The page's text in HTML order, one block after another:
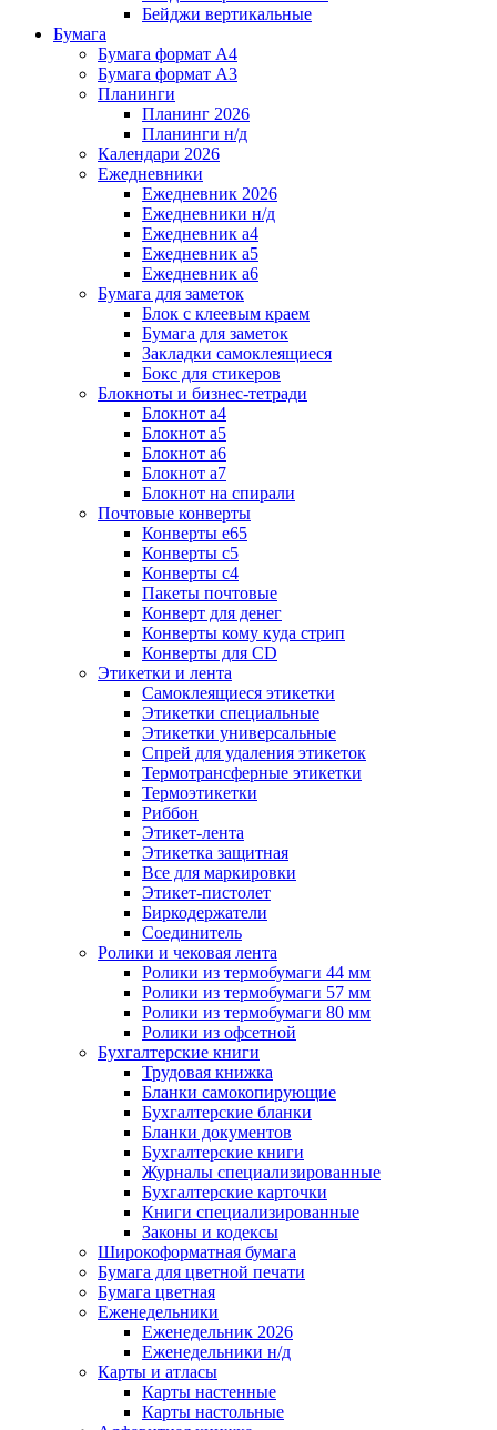
Бейджи вертикальные
Бумага
Бумага формат А4
Бумага формат А3
Планинги
Планинг 2026
Планинги н/д
Календари 2026
Ежедневники
Ежедневник 2026
Ежедневники н/д
Ежедневник а4
Ежедневник а5
Ежедневник а6
Бумага для заметок
Блок с клеевым краем
Бумага для заметок
Закладки самоклеящиеся
Бокс для стикеров
Блокноты и бизнес-тетради
Блокнот а4
Блокнот а5
Блокнот а6
Блокнот а7
Блокнот на спирали
Почтовые конверты
Конверты е65
Конверты с5
Конверты с4
Пакеты почтовые
Конверт для денег
Конверты кому куда стрип
Конверты для CD
Этикетки и лента
Самоклеящиеся этикетки
Этикетки специальные
Этикетки универсальные
Спрей для удаления этикеток
Термотрансферные этикетки
Термоэтикетки
Риббон
Этикет-лента
Этикетка защитная
Все для маркировки
Этикет-пистолет
Биркодержатели
Соединитель
Ролики и чековая лента
Ролики из термобумаги 44 мм
Ролики из термобумаги 57 мм
Ролики из термобумаги 80 мм
Ролики из офсетной
Бухгалтерские книги
Трудовая книжка
Бланки самокопирующие
Бухгалтерские бланки
Бланки документов
Бухгалтерские книги
Журналы специализированные
Бухгалтерские карточки
Книги специализированные
Законы и кодексы
Широкоформатная бумага
Бумага для цветной печати
Бумага цветная
Еженедельники
Еженедельник 2026
Еженедельники н/д
Карты и атласы
Карты настенные
Карты настольные